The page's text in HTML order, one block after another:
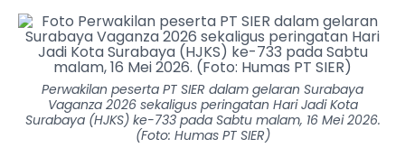
Perwakilan peserta PT SIER dalam gelaran Surabaya
Vaganza 2026 sekaligus peringatan Hari Jadi Kota
Surabaya (HJKS) ke-733 pada Sabtu malam, 16 Mei 2026.
(Foto: Humas PT SIER)